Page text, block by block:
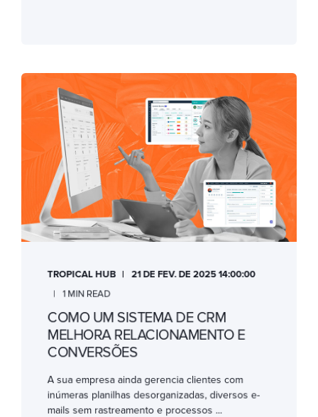
TROPICAL HUB
21 DE FEV. DE 2025 14:00:00
1 MIN READ
COMO UM SISTEMA DE CRM
MELHORA RELACIONAMENTO E
CONVERSÕES
A sua empresa ainda gerencia clientes com
inúmeras planilhas desorganizadas, diversos e-
mails sem rastreamento e processos ...